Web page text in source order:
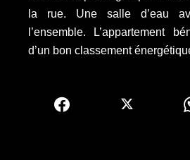
la rue. Une salle d’eau
l’ensemble. L’appartement
d’un bon classement